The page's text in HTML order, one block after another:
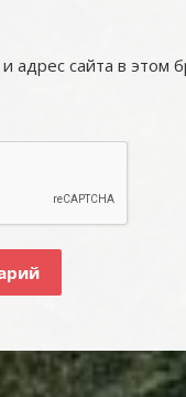
адрес сайта в этом